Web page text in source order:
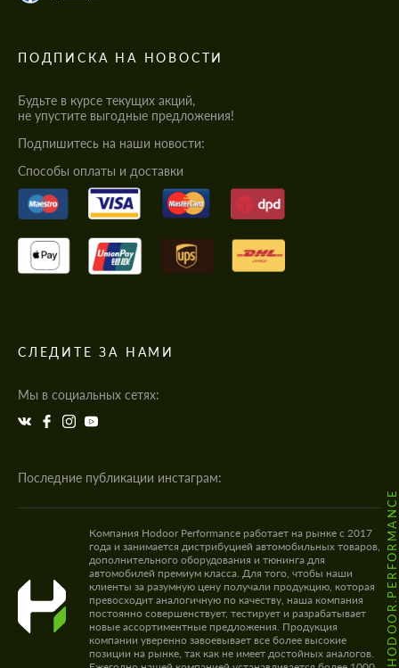
ПОДПИСКА НА НОВОСТИ
Будьте в курсе текущих акций,
не упустите выгодные предложения!
Подпишитесь на наши новости:
Cпособы оплаты и доставки
СЛЕДИТЕ ЗА НАМИ
Мы в социальных сетях:
Последние публикации инстаграм:
@HODOOR.PERFORMANCE
Компания Hodoor Performance работает на рынке с 2017
года и занимается дистрибуцией автомобильных товаров,
дополнительного оборудования и тюнинга для
автомобилей премиум класса. Для того, чтобы наши
клиенты за разумную цену получали продукцию, которая
превосходит аналогичную по качеству, наша компания
постоянно совершенствует, тестирует и разрабатывает
новые ассортиментные предложения. Продукция
компании уверенно завоевывает все более высокие
позиции на рынке, так как не имеет достойных аналогов.